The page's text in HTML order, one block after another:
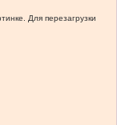
Для перезагрузки